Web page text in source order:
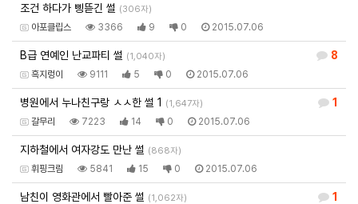
조건 하다가 삥뜯긴 썰 (306자)
아포클립스 3366 9 0 2015.07.06
8
B급 연예인 난교파티 썰 (1,040자)
흑지렁이 9111 5 0 2015.07.06
1
병원에서 누나친구랑 ㅅㅅ한 썰 1 (1,647자)
갈무리 7223 14 0 2015.07.06
지하철에서 여자강도 만난 썰 (868자)
휘핑크림 5841 15 0 2015.07.06
1
남친이 영화관에서 빨아준 썰 (1,062자)